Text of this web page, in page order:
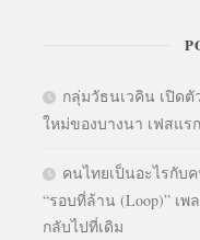
กลุ่มวัธนเวคิน เปิดตัว
ใหม่ของบางนา เฟสแ
คนไทยเป็นอะไรกับค
“รอบที่ล้าน (Loop)” เ
กลับไปที่เดิม